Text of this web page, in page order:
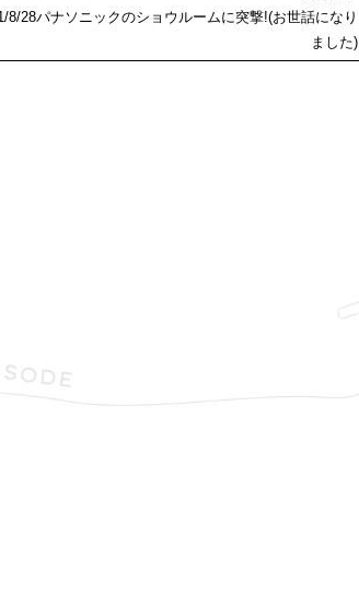
8/28パナソニックのショウルームに突撃!(お世話になり
ました)